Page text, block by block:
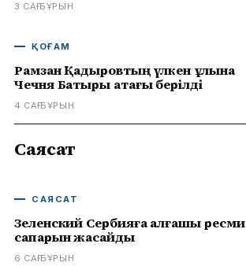
3 САҒ БҰРЫН
ҚОҒАМ
Рамзан Қадыровтың үлкен ұлына
Чечня Батыры атағы берілді
4 САҒ БҰРЫН
Саясат
САЯСАТ
Зеленский Сербияға алғашқы ресми
сапарын жасайды
6 САҒ БҰРЫН